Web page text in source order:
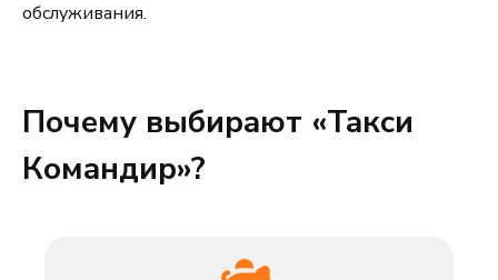
обслуживания.
Почему выбирают «Такси
Командир»?